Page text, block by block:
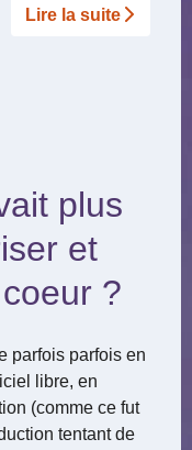
Lire la suite­­
plus
et
?
parfois parfois en
libre, en
(comme ce fut
tentant de